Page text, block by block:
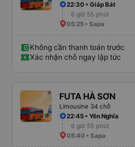
22:30 • Giáp Bát
6 giờ 55 phút
05:25 • Sapa
Không cần thanh toán trước
Xác nhận chỗ ngay lập tức
FUTA HÀ SƠN
Limousine 34 chỗ
22:45 • Yên Nghĩa
6 giờ 55 phút
05:40 • Sapa